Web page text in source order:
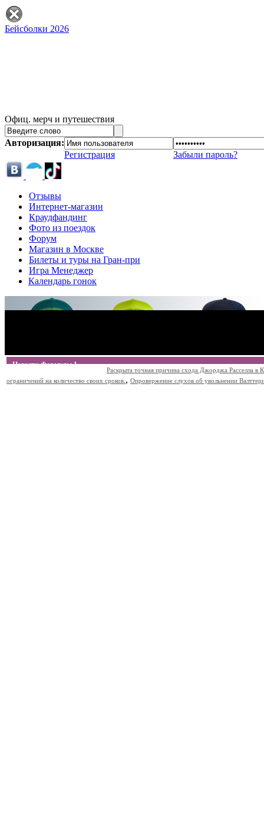
Бейсболки 2026
Офиц. мерч и путешествия
Авторизация:
Регистрация
Забыли пароль?
Отзывы
Интернет-магазин
Краудфандинг
Фото из поездок
Форум
Магазин в Москве
Билеты и туры на Гран-при
Игра Менеджер
Календарь гонок
Новости Формулы 1
Раскрыта точная причина схода Джорджа Расселла в
ограничений на количество своих сроков. , Опровержение слухов об увольнении